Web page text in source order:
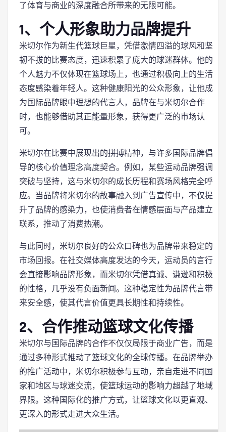
了体育与商业的深度融合所带来的无限可能。
1、个人形象助力品牌提升
米切尔作为新生代篮球巨星，凭借激情四溢的球风和坚
韧不拔的比赛态度，迅速积累了庞大的球迷群体。他的
个人魅力不仅体现在篮球场上，也通过积极向上的生活
态度感染着年轻人。这种健康阳光的公众形象，让他成
为国际品牌眼中理想的代言人，品牌在与米切尔合作
时，也能够借助其正能量形象，获得更广泛的市场认
可。
米切尔在比赛中展现出的拼搏精神，与许多国际品牌倡
导的核心价值理念高度契合。例如，某些运动品牌强调
突破与坚持，这与米切尔的成长历程和赛场风格完全呼
应。当品牌将米切尔的故事融入到广告宣传中，不仅提
升了品牌的感染力，也使消费者在情感层面与产品建立
联系，推动了消费热潮。
与此同时，米切尔良好的公众口碑也为品牌带来稳定的
市场回报。在社交媒体高度发达的今天，运动员的言行
会直接影响品牌形象，而米切尔凭借真诚、谦逊和积极
的性格，几乎没有负面新闻。这种稳定性为品牌代言带
来安全感，使其代言价值更具长期性和持续性。
2、合作推动篮球文化传播
米切尔与国际品牌的合作不仅仅局限于商业广告，而是
通过多种形式推动了篮球文化的全球传播。在品牌举办
的推广活动中，米切尔积极参与互动，亲自走进不同国
家和地区与球迷交流，使篮球运动的影响力超越了地域
界限。这种国际化的推广方式，让篮球文化以更直观、
更深入的形式走进大众生活。